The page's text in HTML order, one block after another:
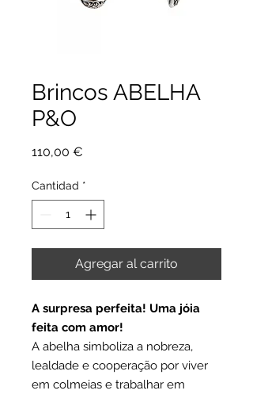
Brincos ABELHA
P&O
110,00 €
Cantidad *
Agregar al carrito
A surpresa perfeita! Uma jóia
feita com amor!
A abelha simboliza a nobreza,
lealdade e cooperação por viver
em colmeias e trabalhar em